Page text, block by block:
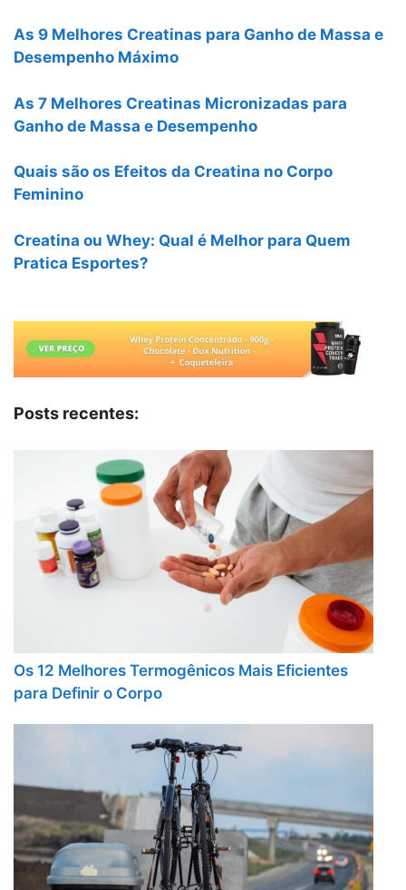
As 9 Melhores Creatinas para Ganho de Massa e
Desempenho Máximo
As 7 Melhores Creatinas Micronizadas para
Ganho de Massa e Desempenho
Quais são os Efeitos da Creatina no Corpo
Feminino
Creatina ou Whey: Qual é Melhor para Quem
Pratica Esportes?
Posts recentes:
Os 12 Melhores Termogênicos Mais Eficientes
para Definir o Corpo